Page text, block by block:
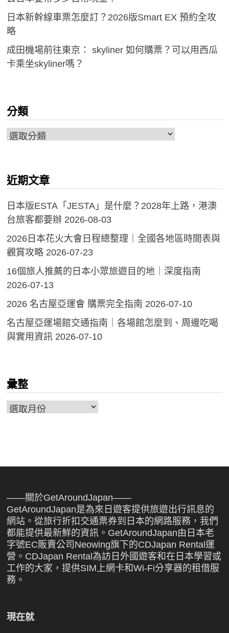
日本新幹線車票怎麼訂？2026版Smart EX 預約全攻
略
成田機場前往東京： skyliner 如何購票？可以用西瓜
卡乘坐skyliner嗎？
分類
分
近期文章
日本版ESTA「JESTA」是什麼？2028年上路，港澳
台旅客都要辦 2026-08-03
2026日本花火大會日程總整理｜全國各地區時間表與
觀賞攻略 2026-07-23
16個旅人推薦的日本小眾旅遊目的地｜深度指南
2026-07-13
2026 名古屋亞運會 購票完全指南 2026-07-10
名古屋亞運場館交通指南｜各場館怎麼到、周邊吃喝
與實用資訊 2026-07-10
彙整
彙
——關於GetAroundJapan——
GetAroundJapan是為來日遊客提供旅遊出行訊息的
網站。從旅行折扣交通票券到日本的網路服務，我們
都能提供最新鮮的資訊。GetAroundJapan由日本老
字號EC販賣公司Neowing旗下的CDJapan Rental運
營。CDJapan Rental為訪日外國遊客和在日本學習或
工作的大家，提供SIM上網卡和Wi-Fi分享器的租借服
務。
現在就